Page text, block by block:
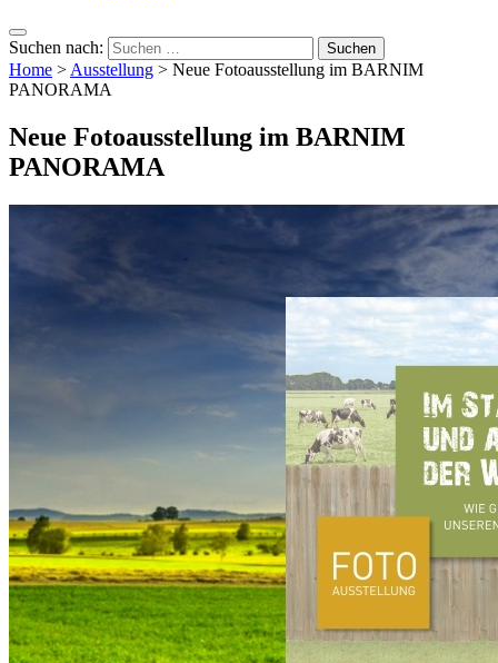
Suchen nach:
Home >Ausstellung > Neue Fotoausstellung im BARNIM
PANORAMA
Neue Fotoausstellung im BARNIM
PANORAMA